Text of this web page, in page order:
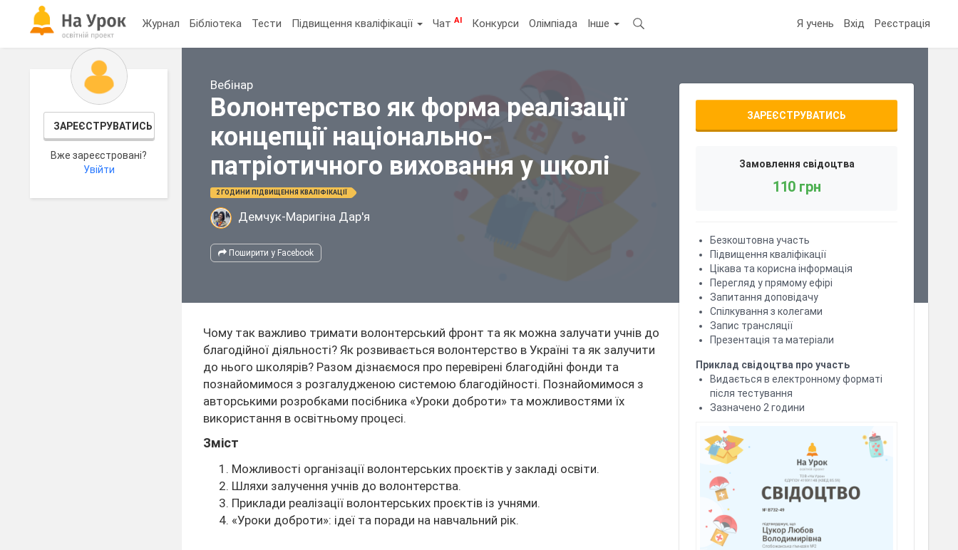
Журнал Бібліотека Тести Підвищення кваліфікації ЧатAI Конкурси Олімпіада Інше Я учень Вхід Реєстрація
ЗАРЕЄСТРУВАТИСЬ
Вже зареєстровані?
Увійти
Вебінар
Волонтерство як форма реалізації
концепції національно-
патріотичного виховання у школі
2 ГОДИНИ ПІДВИЩЕННЯ КВАЛІФІКАЦІЇ
Демчук-Маригіна Дар'я
Поширити у Facebook
ЗАРЕЄСТРУВАТИСЬ
Замовлення свідоцтва
110 грн
Безкоштовна участь
Підвищення кваліфікації
Цікава та корисна інформація
Перегляд у прямому ефірі
Запитання доповідачу
Спілкування з колегами
Запис трансляції
Презентація та матеріали
Приклад свідоцтва про участь
Видається в електронному форматі
після тестування
Зазначено 2 години
Чому так важливо тримати волонтерський фронт та як можна залучати учнів до
благодійної діяльності? Як розвивається волонтерство в Україні та як залучити
до нього школярів? Разом дізнаємося про перевірені благодійні фонди та
познайомимося з розгалудженою системою благодійності. Познайомимося з
авторськими розробками посібника «Уроки доброти» та можливостями їх
використання в освітньому процесі.
Зміст
Можливості організації волонтерських проєктів у закладі освіти.
Шляхи залучення учнів до волонтерства.
Приклади реалізації волонтерських проєктів із учнями.
«Уроки доброти»: ідеї та поради на навчальний рік.